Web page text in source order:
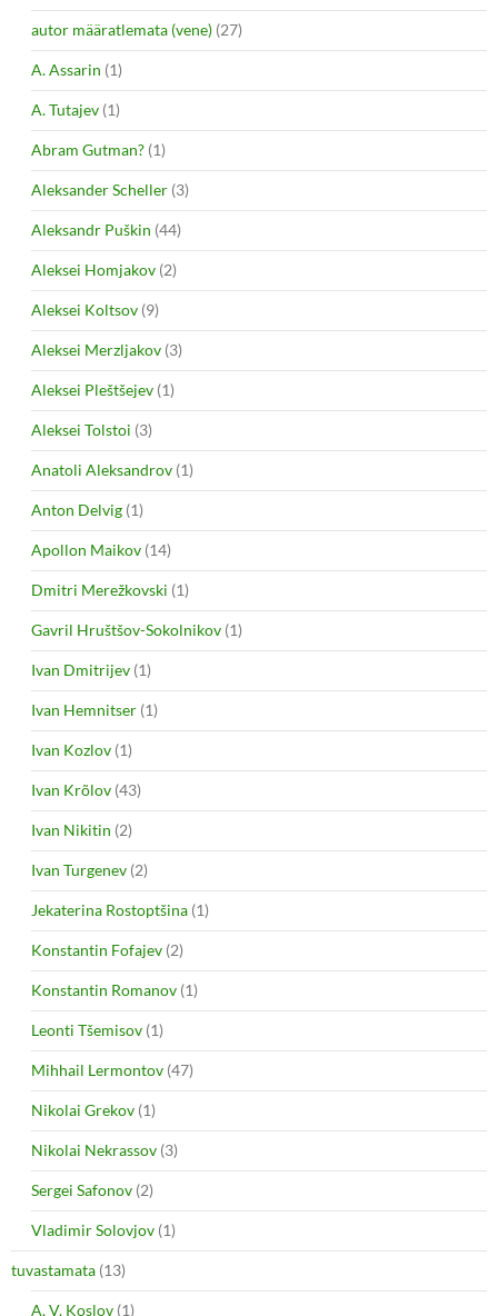
autor määratlemata (vene) (27)
A. Assarin (1)
A. Tutajev (1)
Abram Gutman? (1)
Aleksander Scheller (3)
Aleksandr Puškin (44)
Aleksei Homjakov (2)
Aleksei Koltsov (9)
Aleksei Merzljakov (3)
Aleksei Pleštšejev (1)
Aleksei Tolstoi (3)
Anatoli Aleksandrov (1)
Anton Delvig (1)
Apollon Maikov (14)
Dmitri Merežkovski (1)
Gavril Hruštšov-Sokolnikov (1)
Ivan Dmitrijev (1)
Ivan Hemnitser (1)
Ivan Kozlov (1)
Ivan Krõlov (43)
Ivan Nikitin (2)
Ivan Turgenev (2)
Jekaterina Rostoptšina (1)
Konstantin Fofajev (2)
Konstantin Romanov (1)
Leonti Tšemisov (1)
Mihhail Lermontov (47)
Nikolai Grekov (1)
Nikolai Nekrassov (3)
Sergei Safonov (2)
Vladimir Solovjov (1)
tuvastamata (13)
A. V. Koslov (1)